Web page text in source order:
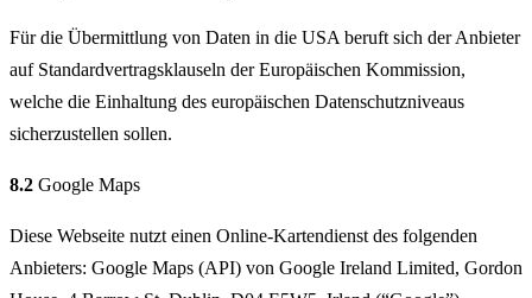
Für die Übermittlung von Daten in die USA beruft sich der Anbieter
auf Standardvertragsklauseln der Europäischen Kommission,
welche die Einhaltung des europäischen Datenschutzniveaus
sicherzustellen sollen.
8.2 Google Maps
Diese Webseite nutzt einen Online-Kartendienst des folgenden
Anbieters: Google Maps (API) von Google Ireland Limited, Gordon